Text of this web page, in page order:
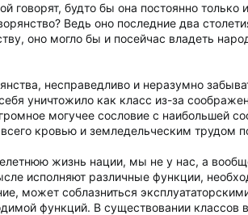
говорят, будто бы она постоянно
Ведь оно последние два
оно могло бы и посейчас владеть
несправедливо и неразумно
уничтожило как класс из-за
могучее сословие с наибольшей
кровью и земледельческим трудом
жизнь нации, мы не у нас, а
исполняют различные функции,
может соблазниться
функций. В существовании